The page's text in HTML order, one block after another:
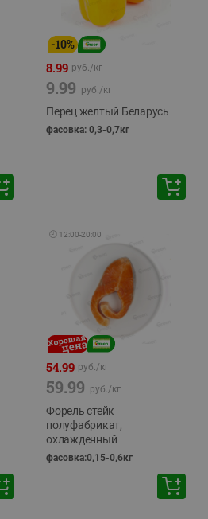
-10%
8.99 руб./кг
9.99 руб./кг
Перец желтый Беларусь
фасовка: 0,3-0,7кг
🕘 12:00-20:00
54.99 руб./кг
59.99 руб./кг
Форель стейк
полуфабрикат,
охлажденный
фасовка:0,15-0,6кг